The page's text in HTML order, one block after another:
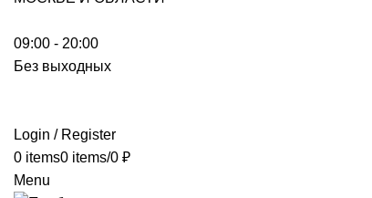
09:00 - 20:00
Без выходных
Login / Register
0 items0 items/0 ₽
Menu